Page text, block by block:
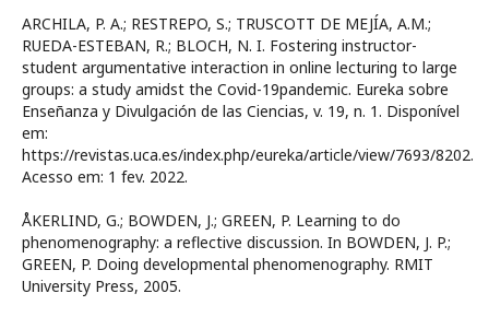
ARCHILA, P. A.; RESTREPO, S.; TRUSCOTT DE MEJÍA, A.M.;
RUEDA-ESTEBAN, R.; BLOCH, N. I. Fostering instructor-
student argumentative interaction in online lecturing to large
groups: a study amidst the Covid-19pandemic. Eureka sobre
Enseñanza y Divulgación de las Ciencias, v. 19, n. 1. Disponível
em:
https://revistas.uca.es/index.php/eureka/article/view/7693/8202.
Acesso em: 1 fev. 2022.
ÅKERLIND, G.; BOWDEN, J.; GREEN, P. Learning to do
phenomenography: a reflective discussion. In BOWDEN, J. P.;
GREEN, P. Doing developmental phenomenography. RMIT
University Press, 2005.